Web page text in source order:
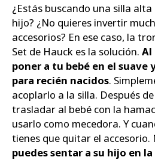
¿Estás buscando una silla alta
hijo? ¿No quieres invertir
accesorios? En ese caso, la
Set de Hauck es la solución. Al
poner a tu bebé en el suave
para recién nacidos.
acoplarlo a la silla. Después
trasladar al bebé con la
usarlo como mecedora. Y
tienes que quitar el accesorio.
puedes sentar a su hijo en